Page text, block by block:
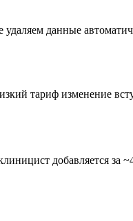
данные
тариф изменение
добавляется за